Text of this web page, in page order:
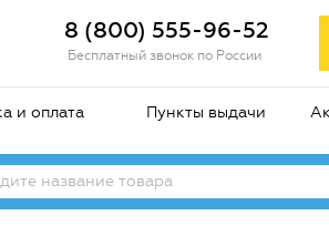
8 (800) 555-96-52
Бесплатный звонок по России
и оплата Пункты выдачи